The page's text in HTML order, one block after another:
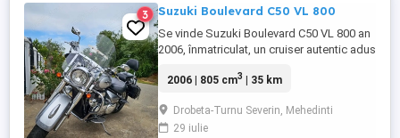
3 Suzuki Boulevard C50 VL 800
Se vinde Suzuki Boulevard C50 VL 800 an
2006, înmatriculat, un cruiser autentic adus
excepțional și fiabilitatea motorului V-
prin stilul clasic, fiind ideală atât pentru
oraș, cât și pentru călătorii relaxante.
2006 | 805 cm3 | 35 km
Drobeta-Turnu Severin, Mehedinti
29 iulie